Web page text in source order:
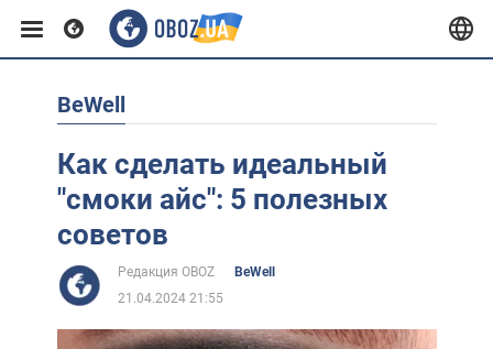
Европа
США
Африка
BeWell
Как сделать идеальный
"смоки айс": 5 полезных
советов
Редакция OBOZ
BeWell
21.04.2024 21:55